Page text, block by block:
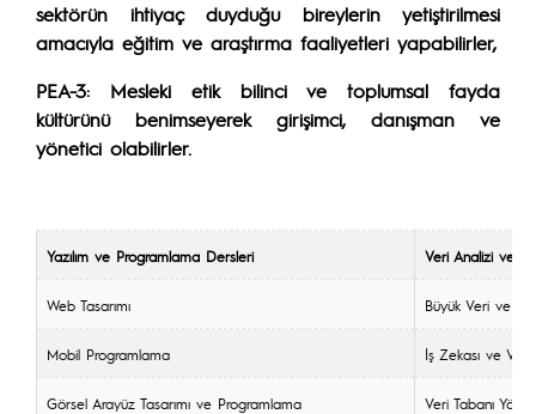
sektörün ihtiyaç duyduğu bireylerin yetiştirilmesi
amacıyla eğitim ve araştırma faaliyetleri yapabilirler,
PEA-3: Mesleki etik bilinci ve toplumsal fayda
kültürünü benimseyerek girişimci, danışman ve
yönetici olabilirler.
Yazılım ve Programlama Dersleri Veri Analizi ve
Web Tasarımı Büyük Veri ve
Mobil Programlama İş Zekası ve
Görsel Arayüz Tasarımı ve Programlama Veri Tabanı